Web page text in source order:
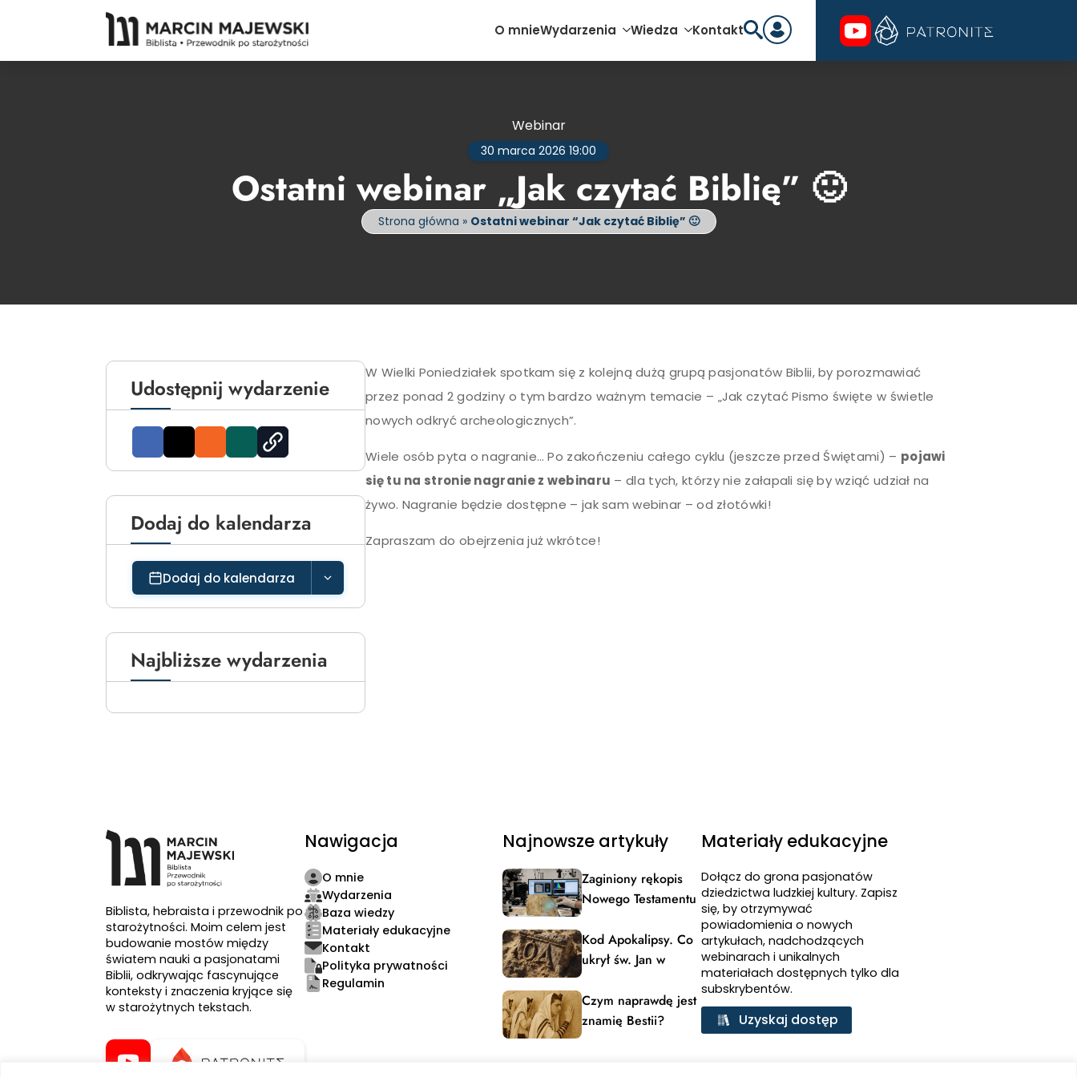
O mnieWydarzenia Wiedza Kontakt
Webinar
30 marca 2026 19:00
Ostatni webinar „Jak czytać Biblię” 🙂
Strona główna » Ostatni webinar “Jak czytać Biblię” 🙂
Udostępnij wydarzenie
Dodaj do kalendarza
Dodaj do kalendarza
Najbliższe wydarzenia
W Wielki Poniedziałek spotkam się z kolejną dużą grupą pasjonatów Biblii, by porozmawiać
przez ponad 2 godziny o tym bardzo ważnym temacie – „Jak czytać Pismo święte w świetle
nowych odkryć archeologicznych”.
Wiele osób pyta o nagranie… Po zakończeniu całego cyklu (jeszcze przed Świętami) – pojawi
się tu na stronie nagranie z webinaru – dla tych, którzy nie załapali się by wziąć udział na
żywo. Nagranie będzie dostępne – jak sam webinar – od złotówki!
Zapraszam do obejrzenia już wkrótce!
Biblista, hebraista i przewodnik po
starożytności. Moim celem jest
budowanie mostów między
światem nauki a pasjonatami
Biblii, odkrywając fascynujące
konteksty i znaczenia kryjące się
w starożytnych tekstach.
Nawigacja
O mnie
Wydarzenia
Baza wiedzy
Materiały edukacyjne
Kontakt
Polityka prywatności
Regulamin
Najnowsze artykuły
Zaginiony rękopis
Nowego Testamentu
Kod Apokalipsy. Co
ukrył św. Jan w
Czym naprawdę jest
znamię Bestii?
Materiały edukacyjne
Dołącz do grona pasjonatów
dziedzictwa ludzkiej kultury. Zapisz
się, by otrzymywać
powiadomienia o nowych
artykułach, nadchodzących
webinarach i unikalnych
materiałach dostępnych tylko dla
subskrybentów.
Uzyskaj dostęp